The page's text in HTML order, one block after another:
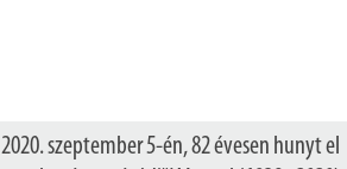
2020. szeptember 5-én, 82 évesen hunyt el